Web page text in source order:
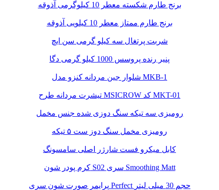
برنج طارم شکسته معطر 10 کیلوگرمی آذوقه
برنج طارم ممتاز معطر 10 کیلویی آذوقه
شربت پرتغال سه کیلو گرمی سن ایچ
پنیر رنده پروسس 1000 کیلو گرمی دگا
شلوار جین مردانه کنزو مدل MKB-1
تیشرت مردانه طرح MSICROW کد MKT-01
رومیزی سه تیکه سنگ دوزی شده جنس مخمل
رومیزی مخمل سنگ دوز ست ۵ تیکه
کابل میکرو فست شارژر اصلی سامسونگ
کرم پودر شون S02 سری Smoothing Matt
پرایمر صورت شون سری Perfect حجم 30 میلی لیتر